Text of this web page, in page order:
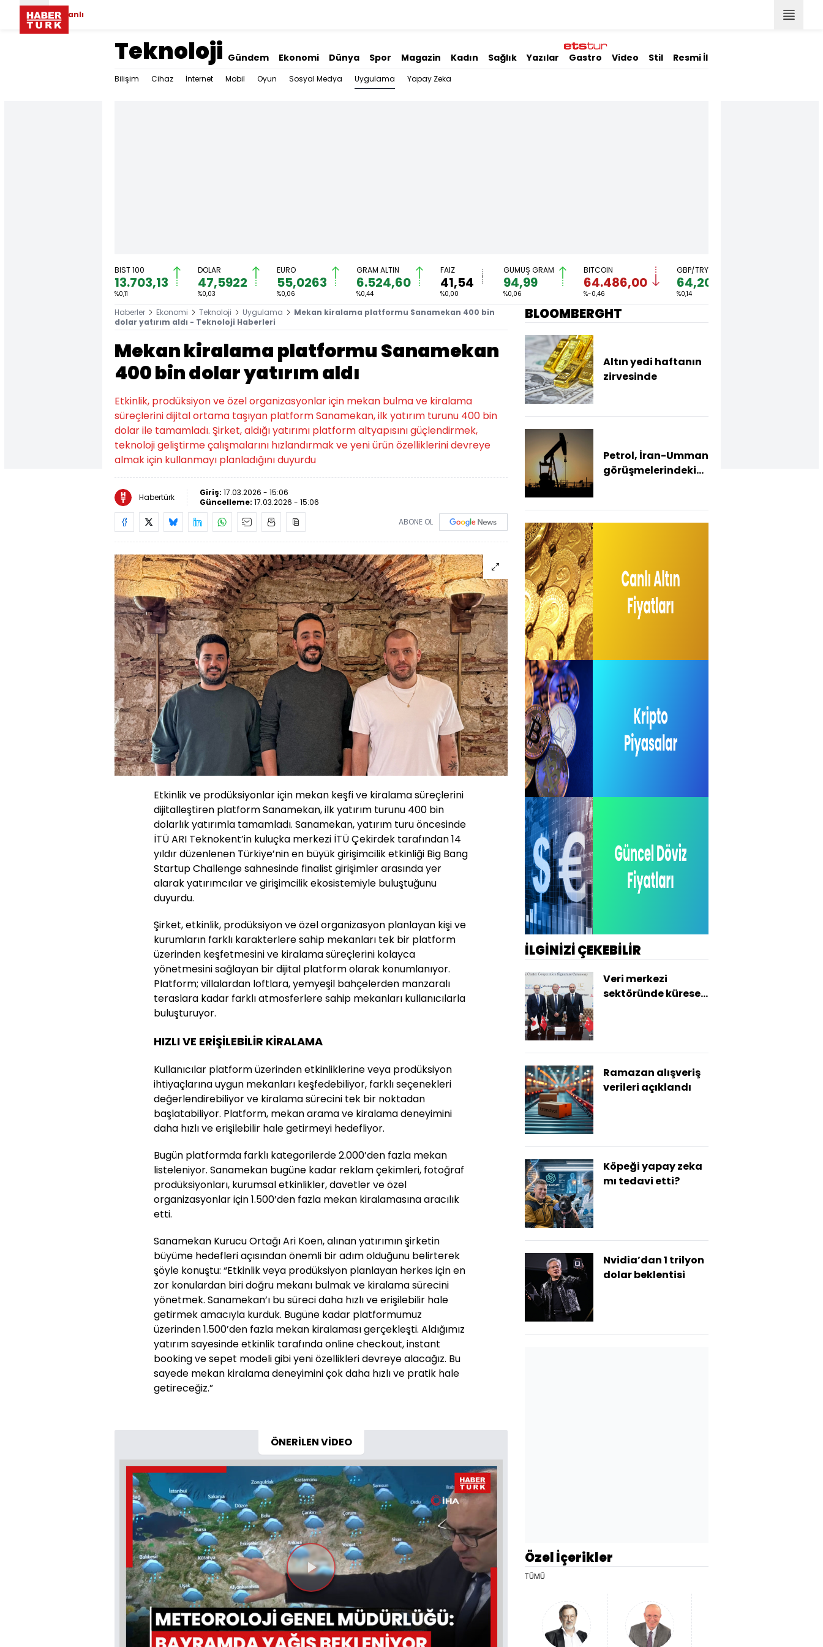
Canlı
Teknoloji Gündem Ekonomi Dünya Spor Magazin Kadın Sağlık Yazılar Gastro Video Stil Resmi İlanlar
Bilişim Cihaz İnternet Mobil Oyun Sosyal Medya Uygulama Yapay Zeka
BIST 100
13.703,13
%0,11
DOLAR
47,5922
%0,03
EURO
55,0263
%0,06
GRAM ALTIN
6.524,60
%0,44
FAİZ
41,54
%0,00
GÜMÜŞ GRAM
94,99
%0,06
BITCOIN
64.486,00
%-0,46
GBP/TRY
64,2040
%0,14
Haberler Ekonomi Teknoloji Uygulama
Mekan kiralama platformu Sanamekan 400 bin
dolar yatırım aldı - Teknoloji Haberleri
Mekan kiralama platformu Sanamekan
400 bin dolar yatırım aldı
Etkinlik, prodüksiyon ve özel organizasyonlar için mekan bulma ve kiralama
süreçlerini dijital ortama taşıyan platform Sanamekan, ilk yatırım turunu 400 bin
dolar ile tamamladı. Şirket, aldığı yatırımı platform altyapısını güçlendirmek,
teknoloji geliştirme çalışmalarını hızlandırmak ve yeni ürün özelliklerini devreye
almak için kullanmayı planladığını duyurdu
Habertürk Giriş: 17.03.2026 - 15:06
Güncelleme: 17.03.2026 - 15:06
ABONE OL
Etkinlik ve prodüksiyonlar için mekan keşfi ve kiralama süreçlerini
dijitalleştiren platform Sanamekan, ilk yatırım turunu 400 bin
dolarlık yatırımla tamamladı. Sanamekan, yatırım turu öncesinde
İTÜ ARI Teknokent’in kuluçka merkezi İTÜ Çekirdek tarafından 14
yıldır düzenlenen Türkiye’nin en büyük girişimcilik etkinliği Big Bang
Startup Challenge sahnesinde finalist girişimler arasında yer
alarak yatırımcılar ve girişimcilik ekosistemiyle buluştuğunu
duyurdu.
Şirket, etkinlik, prodüksiyon ve özel organizasyon planlayan kişi ve
kurumların farklı karakterlere sahip mekanları tek bir platform
üzerinden keşfetmesini ve kiralama süreçlerini kolayca
yönetmesini sağlayan bir dijital platform olarak konumlanıyor.
Platform; villalardan loftlara, yemyeşil bahçelerden manzaralı
teraslara kadar farklı atmosferlere sahip mekanları kullanıcılarla
buluşturuyor.
HIZLI VE ERİŞİLEBİLİR KİRALAMA
Kullanıcılar platform üzerinden etkinliklerine veya prodüksiyon
ihtiyaçlarına uygun mekanları keşfedebiliyor, farklı seçenekleri
değerlendirebiliyor ve kiralama sürecini tek bir noktadan
başlatabiliyor. Platform, mekan arama ve kiralama deneyimini
daha hızlı ve erişilebilir hale getirmeyi hedefliyor.
Bugün platformda farklı kategorilerde 2.000’den fazla mekan
listeleniyor. Sanamekan bugüne kadar reklam çekimleri, fotoğraf
prodüksiyonları, kurumsal etkinlikler, davetler ve özel
organizasyonlar için 1.500’den fazla mekan kiralamasına aracılık
etti.
Sanamekan Kurucu Ortağı Ari Koen, alınan yatırımın şirketin
büyüme hedefleri açısından önemli bir adım olduğunu belirterek
şöyle konuştu: “Etkinlik veya prodüksiyon planlayan herkes için en
zor konulardan biri doğru mekanı bulmak ve kiralama sürecini
yönetmek. Sanamekan’ı bu süreci daha hızlı ve erişilebilir hale
getirmek amacıyla kurduk. Bugüne kadar platformumuz
üzerinden 1.500’den fazla mekan kiralaması gerçekleşti. Aldığımız
yatırım sayesinde etkinlik tarafında online checkout, instant
booking ve sepet modeli gibi yeni özellikleri devreye alacağız. Bu
sayede mekan kiralama deneyimini çok daha hızlı ve pratik hale
getireceğiz.”
ÖNERİLEN VİDEO
Videoyu
Oynat
BLOOMBERGHT
Altın yedi haftanın
zirvesinde
Petrol, İran-Umman
görüşmelerindeki
geriledi
Özel İçerikler
TÜMÜ
İLGİNİZİ ÇEKEBİLİR
Veri merkezi
sektöründe küresel
Ramazan alışveriş
verileri açıklandı
Köpeği yapay zeka
mı tedavi etti?
Nvidia’dan 1 trilyon
dolar beklentisi